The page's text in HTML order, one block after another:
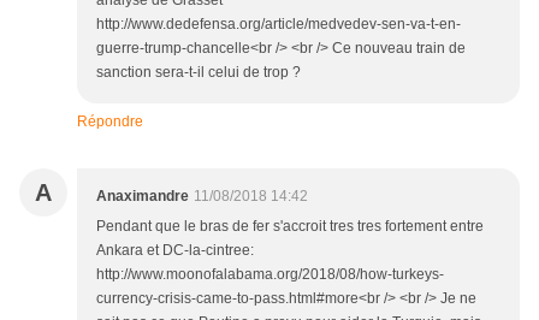
http://www.dedefensa.org/article/medvedev-sen-va-t-en-
guerre-trump-chancelle<br /> <br /> Ce nouveau train de
sanction sera-t-il celui de trop ?
Répondre
A Anaximandre 11/08/2018 14:42
Pendant que le bras de fer s'accroit tres tres fortement entre
Ankara et DC-la-cintree:
http://www.moonofalabama.org/2018/08/how-turkeys-
currency-crisis-came-to-pass.html#more<br /> <br /> Je ne